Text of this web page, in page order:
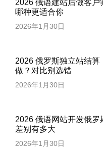
2026 俄语建站后做客户
哪种更适合你
2026年1月30日
2026 俄罗斯独立站结
做？对比别选错
2026年1月30日
2026 俄语网站开发俄
差别有多大
2026年1月30日